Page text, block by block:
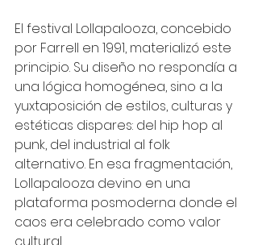
El festival Lollapalooza, concebido
por Farrell en 1991, materializó este
principio. Su diseño no respondía a
una lógica homogénea, sino a la
yuxtaposición de estilos, culturas y
estéticas dispares: del hip hop al
punk, del industrial al folk
alternativo. En esa fragmentación,
Lollapalooza devino en una
plataforma posmoderna donde el
caos era celebrado como valor
cultural.